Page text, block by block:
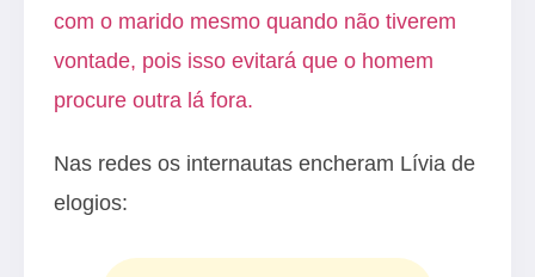
com o marido mesmo quando não tiverem
vontade, pois isso evitará que o homem
procure outra lá fora.
Nas redes os internautas encheram Lívia de
elogios: